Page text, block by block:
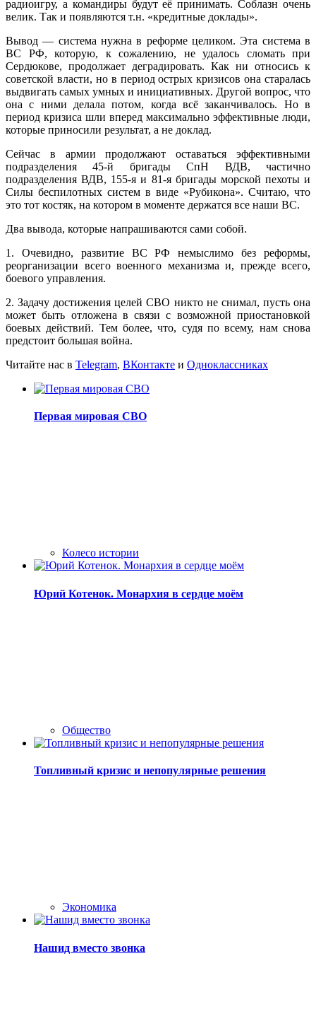
радиоигру, а командиры будут её принимать. Соблазн очень
велик. Так и появляются т.н. «кредитные доклады».
Вывод — система нужна в реформе целиком. Эта система в
ВС РФ, которую, к сожалению, не удалось сломать при
Сердюкове, продолжает деградировать. Как ни относись к
советской власти, но в период острых кризисов она старалась
выдвигать самых умных и инициативных. Другой вопрос, что
она с ними делала потом, когда всё заканчивалось. Но в
период кризиса шли вперед максимально эффективные люди,
которые приносили результат, а не доклад.
Сейчас в армии продолжают оставаться эффективными
подразделения 45-й бригады СпН ВДВ, частично
подразделения ВДВ, 155-я и 81-я бригады морской пехоты и
Силы беспилотных систем в виде «Рубикона». Считаю, что
это тот костяк, на котором в моменте держатся все наши ВС.
Два вывода, которые напрашиваются сами собой.
1. Очевидно, развитие ВС РФ немыслимо без реформы,
реорганизации всего военного механизма и, прежде всего,
боевого управления.
2. Задачу достижения целей СВО никто не снимал, пусть она
может быть отложена в связи с возможной приостановкой
боевых действий. Тем более, что, судя по всему, нам снова
предстоит большая война.
Читайте нас в Telegram, ВКонтакте и Одноклассниках
Первая мировая СВО
Колесо истории
Юрий Котенок. Монархия в сердце моём
Общество
Топливный кризис и непопулярные решения
Экономика
Нашид вместо звонка